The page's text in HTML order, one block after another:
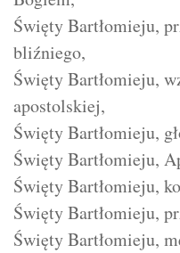
Święty Bartłomieju,
bliźniego,
Święty Bartłomieju,
apostolskiej,
Święty Bartłomieju,
Święty Bartłomieju,
Święty Bartłomieju,
Święty Bartłomieju,
Święty Bartłomieju,